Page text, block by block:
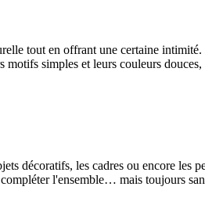
tout en offrant une certaine
simples et leurs couleurs douces,
décoratifs, les cadres ou encore les
l'ensemble… mais toujours